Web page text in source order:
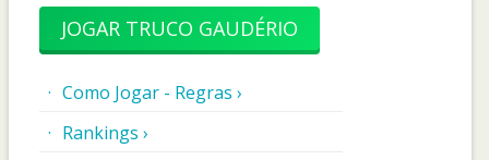
JOGAR TRUCO GAUDÉRIO
Como Jogar - Regras ›
Rankings ›